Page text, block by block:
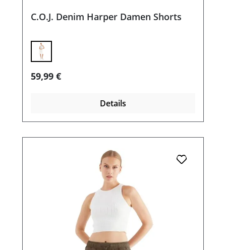
C.O.J. Denim Harper Damen Shorts
Regulärer Preis:
59,99 €
Details